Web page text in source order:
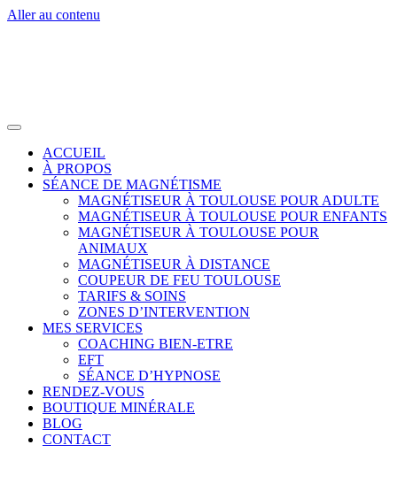
Aller au contenu
ACCUEIL
À PROPOS
SÉANCE DE MAGNÉTISME
MAGNÉTISEUR À TOULOUSE POUR ADULTE
MAGNÉTISEUR À TOULOUSE POUR ENFANTS
MAGNÉTISEUR À TOULOUSE POUR
ANIMAUX
MAGNÉTISEUR À DISTANCE
COUPEUR DE FEU TOULOUSE
TARIFS & SOINS
ZONES D’INTERVENTION
MES SERVICES
COACHING BIEN-ETRE
EFT
SÉANCE D’HYPNOSE
RENDEZ-VOUS
BOUTIQUE MINÉRALE
BLOG
CONTACT